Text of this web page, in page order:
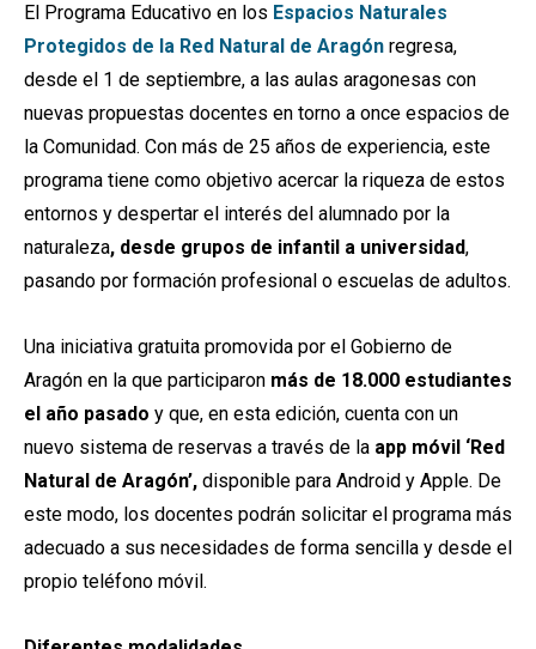
El Programa Educativo en los Espacios Naturales
Protegidos de la Red Natural de Aragón regresa,
desde el 1 de septiembre, a las aulas aragonesas con
nuevas propuestas docentes en torno a once espacios de
la Comunidad. Con más de 25 años de experiencia, este
programa tiene como objetivo acercar la riqueza de estos
entornos y despertar el interés del alumnado por la
naturaleza, desde grupos de infantil a universidad,
pasando por formación profesional o escuelas de adultos.
Una iniciativa gratuita promovida por el Gobierno de
Aragón en la que participaron más de 18.000 estudiantes
el año pasado y que, en esta edición, cuenta con un
nuevo sistema de reservas a través de la app móvil ‘Red
Natural de Aragón’, disponible para Android y Apple. De
este modo, los docentes podrán solicitar el programa más
adecuado a sus necesidades de forma sencilla y desde el
propio teléfono móvil.